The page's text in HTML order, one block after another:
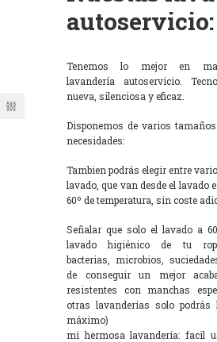
autoservicio:
Tenemos lo mejor en
lavandería autoservicio.
nueva, silenciosa y eficaz.
Disponemos de varios
necesidades:
Tambien podrás elegir entre
lavado, que van desde el lavado
60º de temperatura, sin coste
Señalar que solo el lavado a
lavado higiénico de tu
bacterias, microbios,
de conseguir un mejor
resistentes con manchas
otras lavanderías solo
máximo)
mi hermosa lavandería: facil